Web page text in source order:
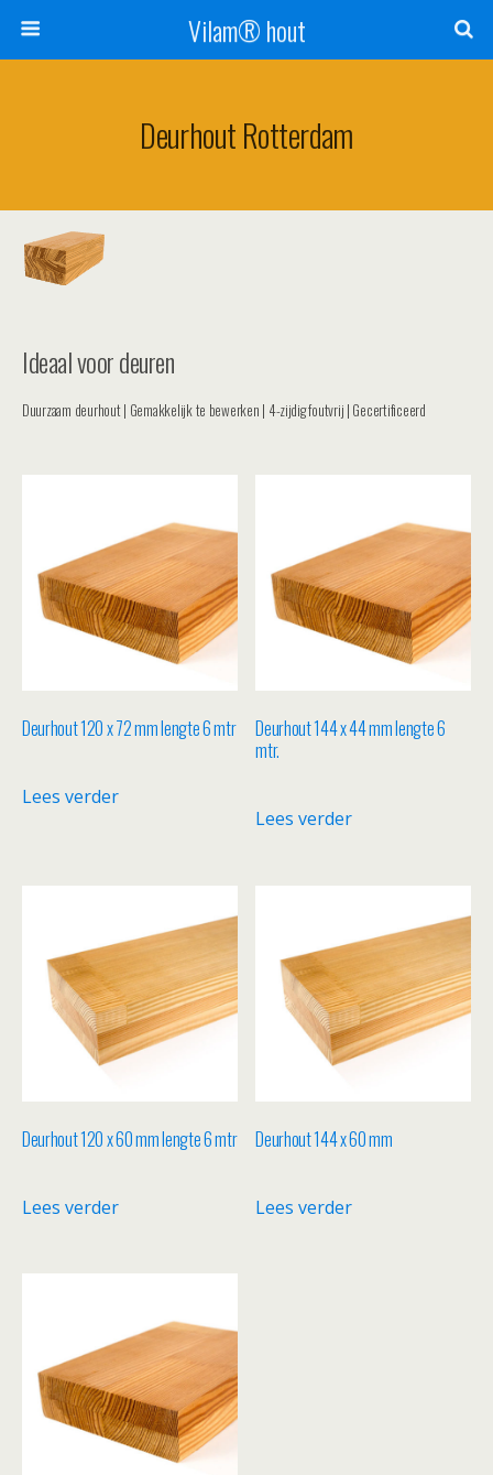
Vilam® hout
Deurhout Rotterdam
Ideaal voor deuren
Duurzaam deurhout | Gemakkelijk te bewerken | 4-zijdig foutvrij | Gecertificeerd
Deurhout 120 x 72 mm lengte 6 mtr
Lees verder
Deurhout 144 x 44 mm lengte 6
mtr.
Lees verder
Deurhout 120 x 60 mm lengte 6 mtr
Lees verder
Deurhout 144 x 60 mm
Lees verder